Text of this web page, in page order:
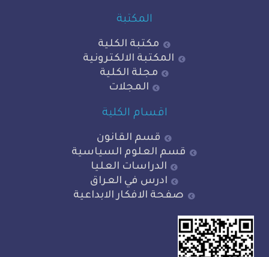
مكتبة الكلية
المكتبة الالكترونية
مجلة الكلية
اقسام الكلية
قسم القانون
قسم العلوم السياسية
الدراسات العليا
ادرس في العراق
صفحة الافكار الابداعية